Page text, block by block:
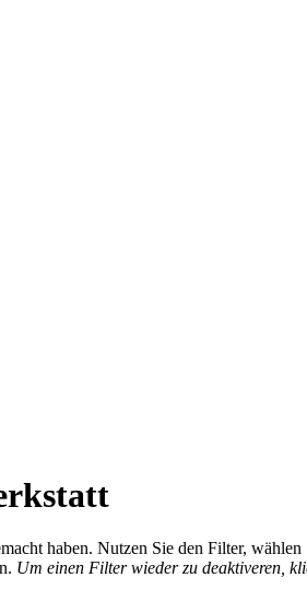
haben. Nutzen Sie den Filter,
Um einen Filter wieder zu deaktiveren,